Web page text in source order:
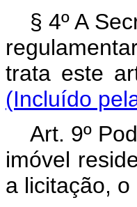
§ 4º A
trata este
(Incluído
Art. 9º
imóvel
a licitação,